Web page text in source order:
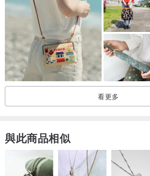
●可選擇 郵局，宅配，超商取貨
●避免長時間放置於潮濕的環境
●若皮件被雨淋濕，請儘速使用乾淨棉布擦拭後
置
●請勿使用吹風機或直接曝曬於日光下
●不使用時請套入防塵袋中，收藏於乾燥陰涼處
t...
注意事項：
看更多
與此商品相似